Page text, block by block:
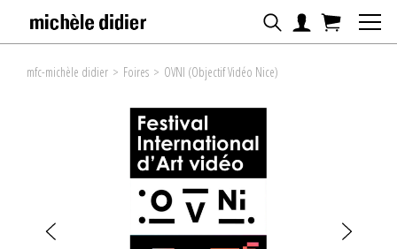
mfc-michèle didier > Foires > OVNI (Objectif Vidéo Nice)